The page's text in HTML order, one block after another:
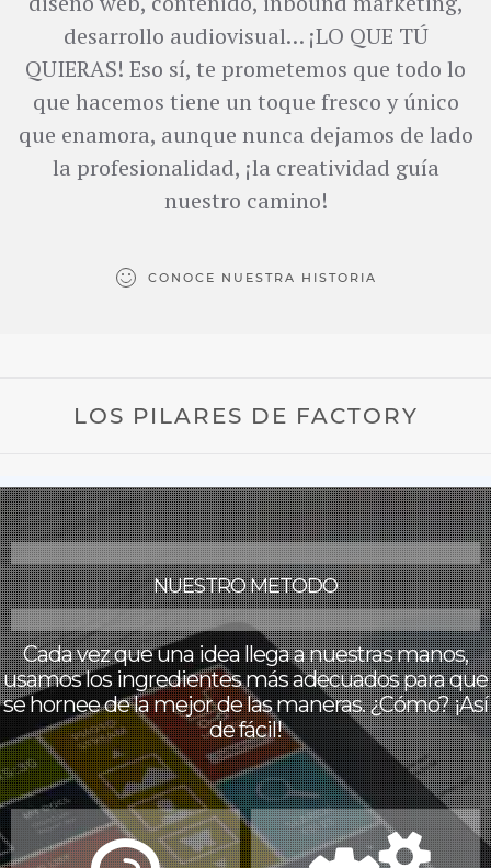
desarrollo audiovisual… ¡LO QUE TÚ
QUIERAS! Eso sí, te prometemos que todo lo
que hacemos tiene un toque fresco y único
que enamora, aunque nunca dejamos de lado
la profesionalidad, ¡la creatividad guía
nuestro camino!
CONOCE NUESTRA HISTORIA
LOS PILARES DE FACTORY
NUESTRO METODO
Cada vez que una idea llega a nuestras manos,
usamos los ingredientes más adecuados para que
se hornee de la mejor de las maneras. ¿Cómo? ¡Así
de fácil!